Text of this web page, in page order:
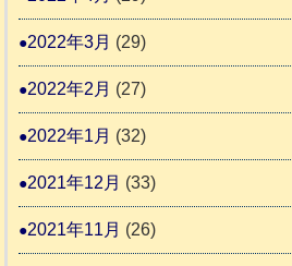
2022年3月 (29)
2022年2月 (27)
2022年1月 (32)
2021年12月 (33)
2021年11月 (26)